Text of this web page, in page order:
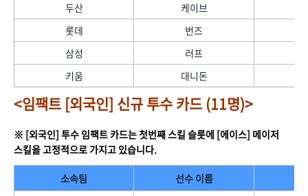
두산
케이브
롯데
번즈
삼성
러프
키움
대니돈
<임팩트 [외국인] 신규 투수 카드 (11명)>
※ [외국인] 투수 임팩트 카드는 첫번째 스킬 슬롯에 [에이스] 메이저
스킬을 고정적으로 가지고 있습니다.
소속팀 선수 이름